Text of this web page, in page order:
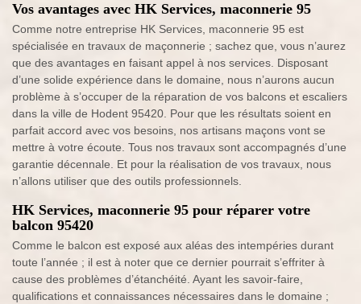
Vos avantages avec HK Services, maconnerie 95
Comme notre entreprise HK Services, maconnerie 95 est
spécialisée en travaux de maçonnerie ; sachez que, vous n’aurez
que des avantages en faisant appel à nos services. Disposant
d’une solide expérience dans le domaine, nous n’aurons aucun
problème à s’occuper de la réparation de vos balcons et escaliers
dans la ville de Hodent 95420. Pour que les résultats soient en
parfait accord avec vos besoins, nos artisans maçons vont se
mettre à votre écoute. Tous nos travaux sont accompagnés d’une
garantie décennale. Et pour la réalisation de vos travaux, nous
n’allons utiliser que des outils professionnels.
HK Services, maconnerie 95 pour réparer votre
balcon 95420
Comme le balcon est exposé aux aléas des intempéries durant
toute l’année ; il est à noter que ce dernier pourrait s’effriter à
cause des problèmes d’étanchéité. Ayant les savoir-faire,
qualifications et connaissances nécessaires dans le domaine ;